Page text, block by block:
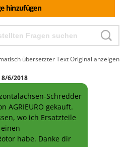
hinzufügen
übersetzter TextOriginal anzeigen
8/6/2018
Schredder
AGRIEURO gekauft.
wo ich Ersatzteile
habe. Danke dir